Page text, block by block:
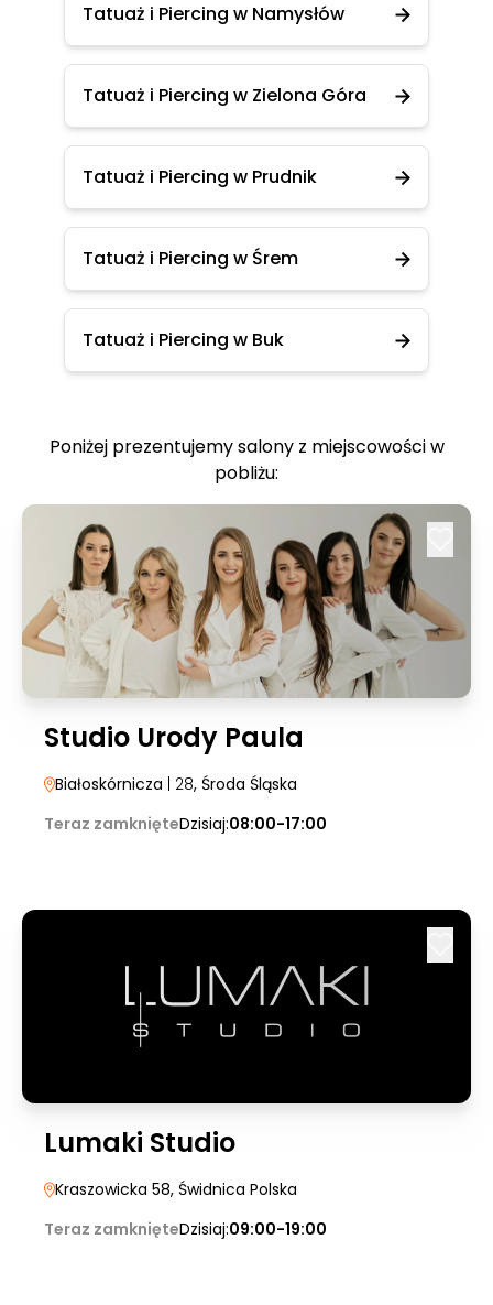
Tatuaż i Piercing w Namysłów
Tatuaż i Piercing w Zielona Góra
Tatuaż i Piercing w Prudnik
Tatuaż i Piercing w Śrem
Tatuaż i Piercing w Buk
Poniżej prezentujemy salony z miejscowości w
pobliżu:
Studio Urody Paula
Białoskórnicza | 28, Środa Śląska
Teraz zamknięteDzisiaj:08:00-17:00
Lumaki Studio
Kraszowicka 58, Świdnica Polska
Teraz zamknięteDzisiaj:09:00-19:00